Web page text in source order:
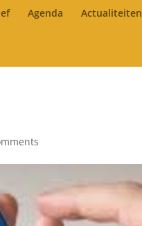
Agenda Actualiteiten